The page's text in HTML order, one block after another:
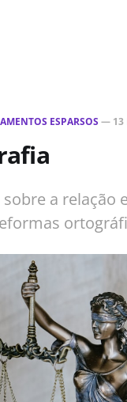
ESPARSOS — 13
a relação